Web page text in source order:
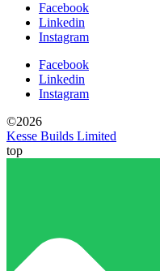
Facebook
Linkedin
Instagram
Facebook
Linkedin
Instagram
©2026
Kesse Builds Limited
top